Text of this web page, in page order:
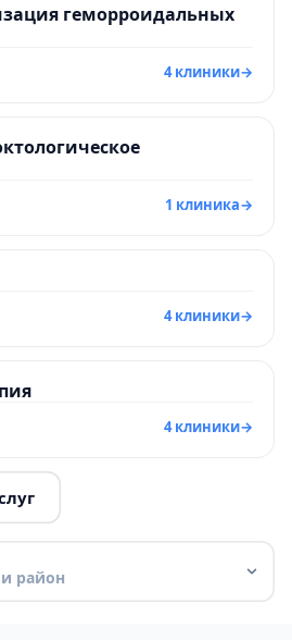
геморроидальных
4 клиники→
1 клиника→
4 клиники→
4 клиники→
район